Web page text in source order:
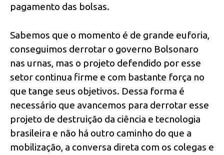
pagamento das bolsas.
Sabemos que o momento é de grande euforia,
conseguimos derrotar o governo Bolsonaro
nas urnas, mas o projeto defendido por esse
setor continua firme e com bastante força no
que tange seus objetivos. Dessa forma é
necessário que avancemos para derrotar esse
projeto de destruição da ciência e tecnologia
brasileira e não há outro caminho do que a
mobilização, a conversa direta com os colegas e